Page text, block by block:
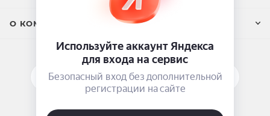
О КОМПАНИИ
ПОДПИСАТЬСЯ НА РАССЫЛКУ